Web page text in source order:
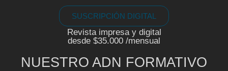
SUSCRIPCIÓN DIGITAL
Revista impresa y digital
desde $35.000 /mensual
NUESTRO ADN FORMATIVO